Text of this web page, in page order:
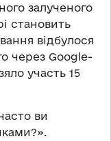
залученого
становить
відбулося
через Google-
участь 15
ви